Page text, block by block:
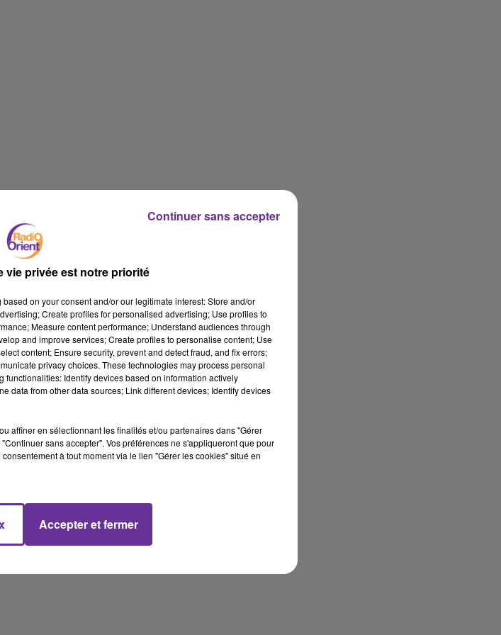
vie privée est notre priorité
on your consent and/or our legitimate interest: Store and/or
Create profiles for personalised advertising; Use profiles to
Measure content performance; Understand audiences through
and improve services; Create profiles to personalise content; Use
content; Ensure security, prevent and detect fraud, and fix errors;
privacy choices. These technologies may process personal
Identify devices based on information actively
data from other data sources; Link different devices; Identify devices
affiner en sélectionnant les finalités et/ou partenaires dans "Gérer
sans accepter". Vos préférences ne s'appliqueront que pour
à tout moment via le lien "Gérer les cookies" situé en
Accepter et fermer
Continuer sans accepter